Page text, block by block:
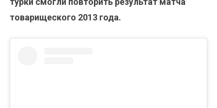
товарищеского 2013 года.